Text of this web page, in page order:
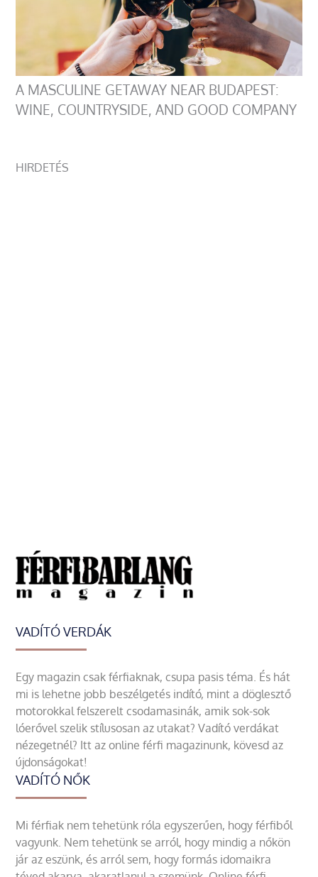
A MASCULINE GETAWAY NEAR BUDAPEST:
WINE, COUNTRYSIDE, AND GOOD COMPANY
HIRDETÉS
VADÍTÓ VERDÁK
Egy magazin csak férfiaknak, csupa pasis téma. És hát
mi is lehetne jobb beszélgetés indító, mint a döglesztő
motorokkal felszerelt csodamasinák, amik sok-sok
lóerővel szelik stílusosan az utakat? Vadító verdákat
nézegetnél? Itt az online férfi magazinunk, kövesd az
újdonságokat!
VADÍTÓ NŐK
Mi férfiak nem tehetünk róla egyszerűen, hogy férfiből
vagyunk. Nem tehetünk se arról, hogy mindig a nőkön
jár az eszünk, és arról sem, hogy formás idomaikra